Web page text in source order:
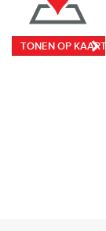
TONEN OP KAART